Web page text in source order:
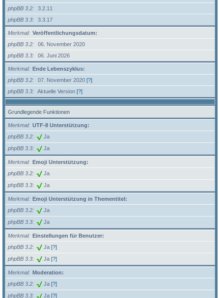
phpBB 3.2
3.2.11
phpBB 3.3
3.3.17
Merkmal
Veröffentlichungsdatum:
phpBB 3.2
06. November 2020
phpBB 3.3
06. Juni 2026
Merkmal
Ende Lebenszyklus:
phpBB 3.2
07. November 2020 [?]
phpBB 3.3
Aktuelle Version [?]
Grundlegende Funktionen
Merkmal
UTF-8 Unterstützung:
phpBB 3.2
Ja
phpBB 3.3 Ja
Merkmal
Emoji Unterstützung:
phpBB 3.2
Ja
phpBB 3.3 Ja
Merkmal
Emoji Unterstützung in Thementitel:
phpBB 3.2
Ja
phpBB 3.3 Ja
Merkmal
Einstellungen für Benutzer:
phpBB 3.2
Ja [?]
phpBB 3.3 Ja [?]
Merkmal
Moderation:
phpBB 3.2
Ja [?]
phpBB 3.3 Ja [?]